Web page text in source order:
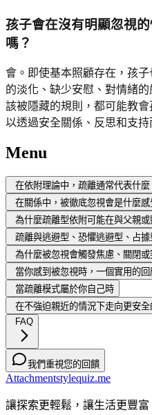
孩子會在沒有明顯忽視
嗎？
會。即使基本照顧存在，孩
的淡化、缺少安慰、對情緒
該被隱藏的規則，都可能教
以透過安全關係、反思和支持
Menu
在依附理論中，疏離通常代表什麼
在關係中，被徹底忽視會是什麼感
為什麼疏離型依附可能在與父親
疏離與逃避型、恐懼逃避型、占
為什麼被忽視會觸發焦慮、關閉
當你感到被忽視時，一個實用的
當疏離模式屬於你自己時
在不強迫親近的情況下走向更安全
FAQ
我們重視您的回饋
Attachmentstylequiz.me
讓探索更輕鬆，讓生活更豐富